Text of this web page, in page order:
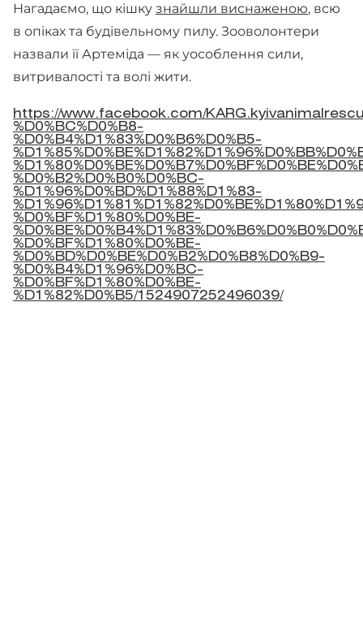
Нагадаємо, що кішку знайшли виснаженою, всю
в опіках та будівельному пилу. Зооволонтери
назвали її Артеміда — як уособлення сили,
витривалості та волі жити.
https://www.facebook.com/
%D0%BC%D0%B8-
%D0%B4%D1%83%D0%B6%D0%B5-
%D0%B2%D0%B0%D0%BC-
%D1%96%D0%BD%D1%88%D1%83-
%D0%BF%D1%80%D0%BE-
%D0%BF%D1%80%D0%BE-
%D0%BD%D0%BE%D0%B2%D0%B8%D0%B9-
%D0%B4%D1%96%D0%BC-
%D0%BF%D1%80%D0%BE-
%D1%82%D0%B5/1524907252496039/